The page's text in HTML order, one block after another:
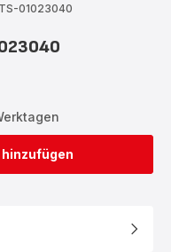
01023040